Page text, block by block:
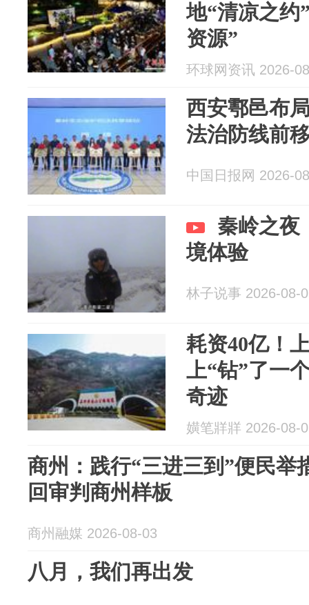
地“清凉之约
资源”
环球网资讯 2026-
西安鄠邑布
法治防线前
中国日报网 2026-
秦岭之夜
境体验
林子说事 2026-08-
耗资40亿！
上“钻”了一
奇迹
嫹笔牂牂 2026-08-
商州：践行“三进三到”便民举
回审判商州样板
商州融媒 2026-08-03
八月，我们再出发